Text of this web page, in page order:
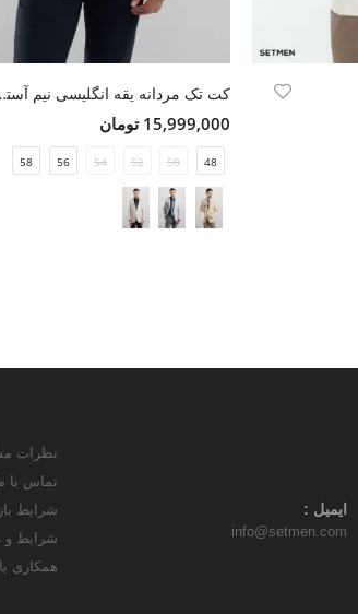
کت تک مردانه
15,999,000 تومان
48
50
52
54
56
58
ایمیل :
info@setmen.com
نظرات
تماس با
شرایط
شرایط و
همکاری